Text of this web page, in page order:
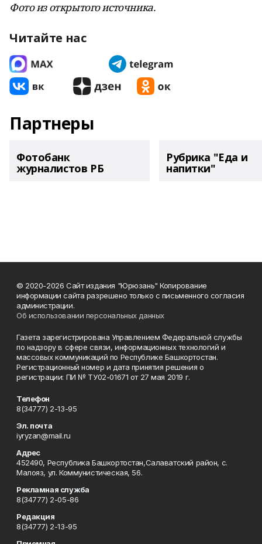
Фото из открытого источника.
Читайте нас
Партнеры
Фотобанк
журналистов РБ
Рубрика "Еда и
напитки"
© 2020-2026 Сайт издания "Юрюзань" Копирование
информации сайта разрешено только с письменного согласия
администрации.
Об использовании персональных данных
Газета зарегистрирована Управлением Федеральной службы
по надзору в сфере связи, информационных технологий и
массовых коммуникаций по Республике Башкортостан.
Регистрационный номер и дата принятия решения о
регистрации: ПИ № ТУ02-01671 от 27 мая 2019 г.
Телефон
8(34777) 2-13-95
Эл. почта
iyryzan@mail.ru
Адрес
452490, Республика Башкортостан,Салаватский район, с.
Малояз, ул. Коммунистическая, 56.
Рекламная служба
8(34777) 2-05-86
Редакция
8(34777) 2-13-95